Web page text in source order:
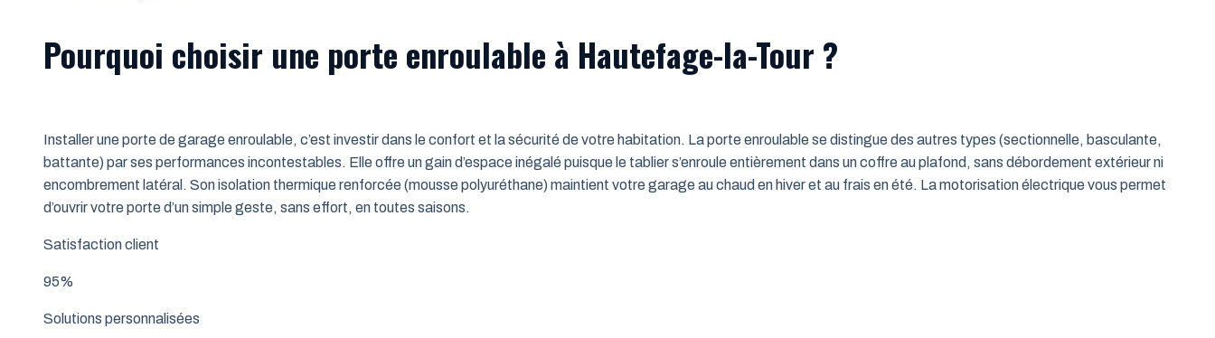
Pourquoi choisir une porte enroulable à Hautefage-la-Tour ?
Installer une porte de garage enroulable, c’est investir dans le confort et la sécurité de votre habitation. La porte enroulable se distingue des autres types (sectionnelle, basculante,
battante) par ses performances incontestables. Elle offre un gain d’espace inégalé puisque le tablier s’enroule entièrement dans un coffre au plafond, sans débordement extérieur ni
encombrement latéral. Son isolation thermique renforcée (mousse polyuréthane) maintient votre garage au chaud en hiver et au frais en été. La motorisation électrique vous permet
d’ouvrir votre porte d’un simple geste, sans effort, en toutes saisons.
Satisfaction client
95%
Solutions personnalisées